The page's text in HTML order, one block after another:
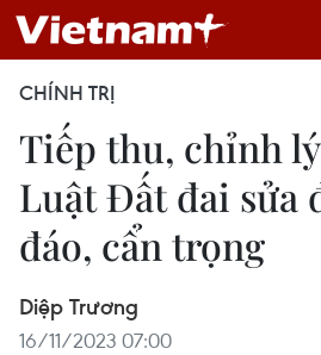
CHÍNH TRỊ
Tiếp thu, chỉnh
Luật Đất đai sửa
đáo, cẩn trọng
Diệp Trương
16/11/2023 07:00